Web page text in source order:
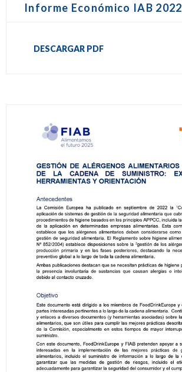
Informe Económico IAB 2022
DESCARGAR PDF